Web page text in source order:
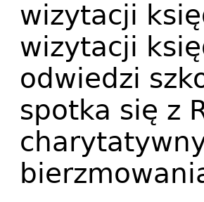
wizytacji
wizytacji
odwiedzi
spotka się z